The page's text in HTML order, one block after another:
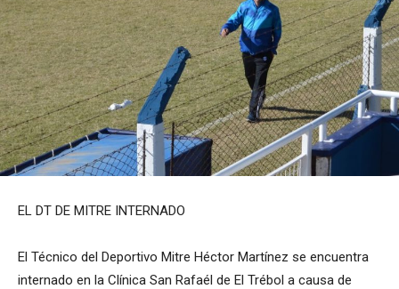
EL DT DE MITRE INTERNADO
El Técnico del Deportivo Mitre Héctor Martínez se encuentra
internado en la Clínica San Rafaél de El Trébol a causa de